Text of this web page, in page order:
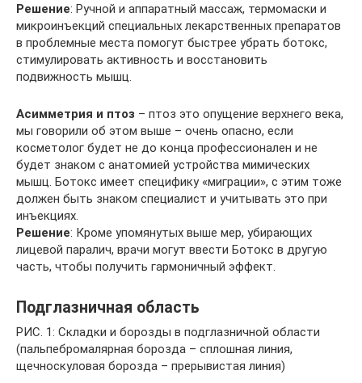
Решение: Ручной и аппаратный массаж, термомаски и
микроинъекций специальных лекарственных препаратов
в проблемные места помогут быстрее убрать ботокс,
стимулировать активность и восстановить
подвижность мышц.
Асимметрия и птоз – птоз это опущение верхнего века,
мы говорили об этом выше – очень опасно, если
косметолог будет не до конца профессионален и не
будет знаком с анатомией устройства мимических
мышц. Ботокс имеет специфику «миграции», с этим тоже
должен быть знаком специалист и учитывать это при
инъекциях.
Решение: Кроме упомянутых выше мер, убирающих
лицевой паралич, врачи могут ввести Ботокс в другую
часть, чтобы получить гармоничный эффект.
Подглазничная область
РИС. 1: Складки и борозды в подглазничной области
(пальпебромалярная борозда – сплошная линия,
щечноскуловая борозда – прерывистая линия)